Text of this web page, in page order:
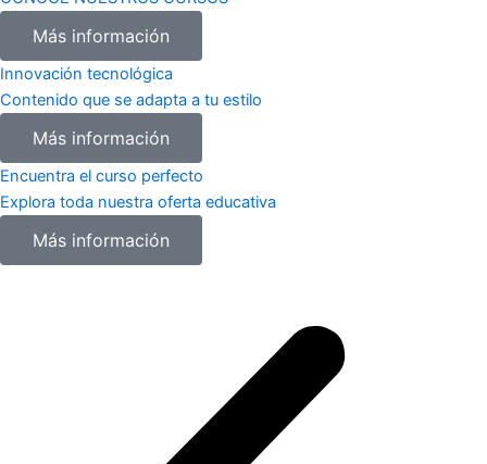
Más información
Innovación tecnológica
Contenido que se adapta a tu estilo
Más información
Encuentra el curso perfecto
Explora toda nuestra oferta educativa
Más información